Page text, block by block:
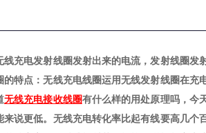
线充电发射线圈发射出来的电流，发射线圈发
特点：无线充电线圈运用无线发射线圈在充
无线充电接收线圈有什么样的用处原理吗，今
说更低。无线充电转化率比起有线要高几个